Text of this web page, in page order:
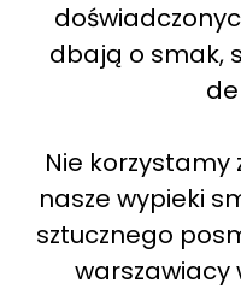
dbają o smak,
Nie korzystamy
nasze wypieki
sztucznego